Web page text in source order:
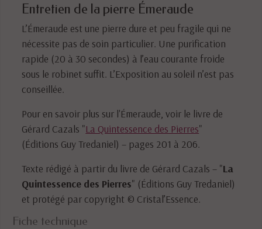
Entretien de la pierre Émeraude
L’Émeraude est une pierre dure et peu fragile qui ne
nécessite pas de soin particulier. Une purification
rapide (20 à 30 secondes) à l’eau courante froide
sous le robinet suffit. L’Exposition au soleil n’est pas
conseillée.
Pour en savoir plus sur l'Émeraude, voir le livre de
Gérard Cazals "La Quintessence des Pierres"
(Éditions Guy Tredaniel) – pages 201 à 206.
Texte rédigé à partir du livre de Gérard Cazals – "La
Quintessence des Pierres" (Éditions Guy Tredaniel)
et protégé par copyright © Cristal’Essence.
Fiche technique